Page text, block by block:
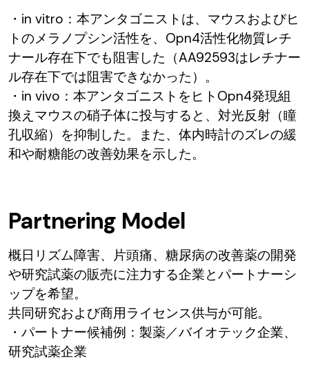
・in vitro：本アンタゴニストは、マウスおよびヒ
トのメラノプシン活性を、Opn4活性化物質レチ
ナール存在下でも阻害した（AA92593はレチナー
ル存在下では阻害できなかった）。
・in vivo：本アンタゴニストをヒトOpn4発現組
換えマウスの硝子体に投与すると、対光反射（瞳
孔収縮）を抑制した。また、体内時計のズレの緩
和や耐糖能の改善効果を示した。
Partnering Model
概日リズム障害、片頭痛、糖尿病の改善薬の開発
や研究試薬の販売に注力する企業とパートナーシ
ップを希望。
共同研究および商用ライセンス供与が可能。
・パートナー候補例：製薬／バイオテック企業、
研究試薬企業